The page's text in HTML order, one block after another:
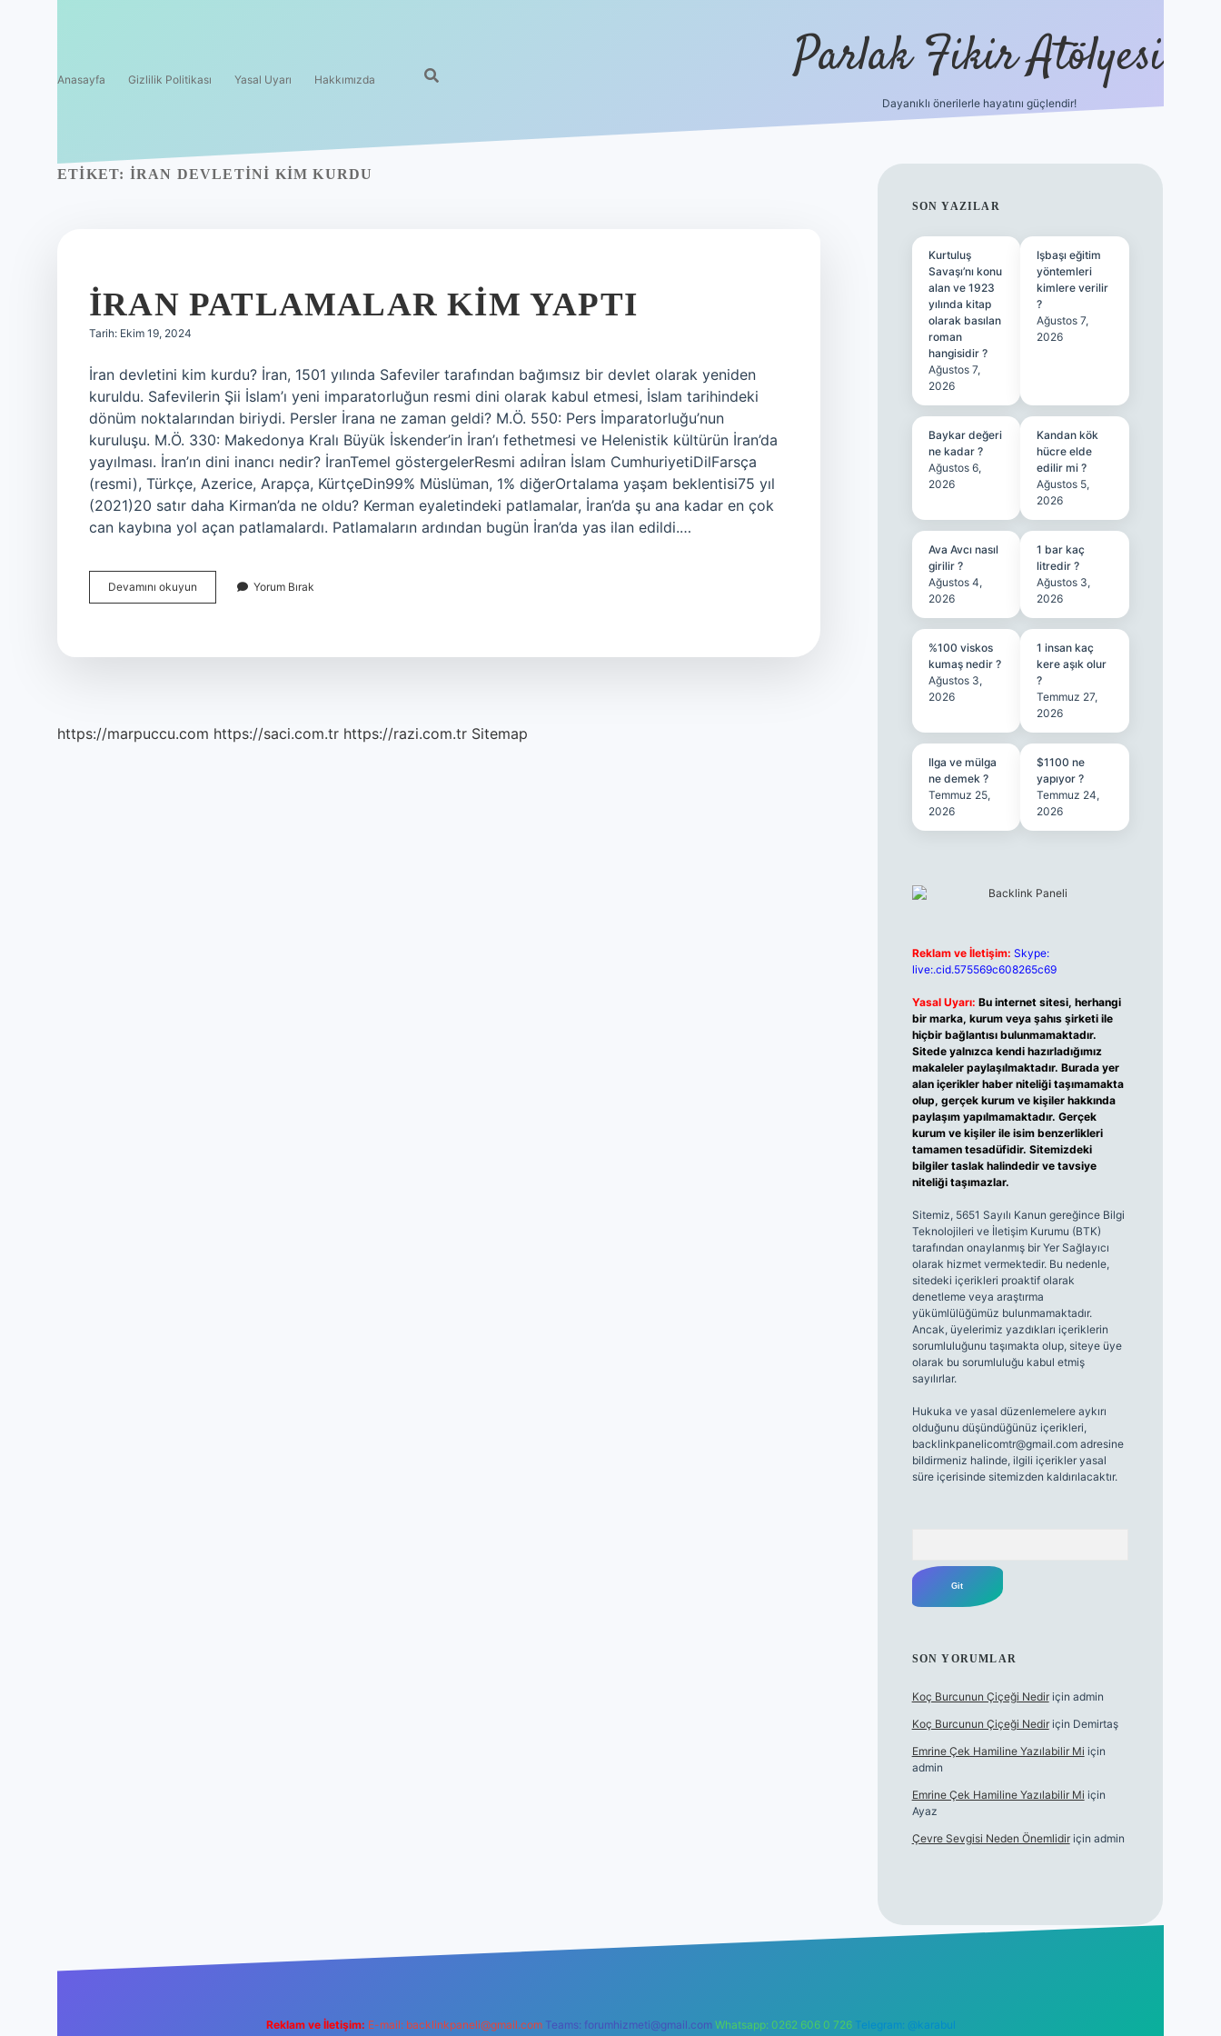
Anasayfa Gizlilik Politikası Yasal Uyarı Hakkımızda Parlak Fikir Atölyesi
Dayanıklı önerilerle hayatını güçlendir!
ETIKET: İRAN DEVLETINI KIM KURDU
İRAN PATLAMALAR KIM YAPTI
Tarih: Ekim 19, 2024
İran devletini kim kurdu? İran, 1501 yılında Safeviler tarafından bağımsız bir devlet olarak yeniden
kuruldu. Safevilerin Şii İslam’ı yeni imparatorluğun resmi dini olarak kabul etmesi, İslam tarihindeki
dönüm noktalarından biriydi. Persler İrana ne zaman geldi? M.Ö. 550: Pers İmparatorluğu’nun
kuruluşu. M.Ö. 330: Makedonya Kralı Büyük İskender’in İran’ı fethetmesi ve Helenistik kültürün İran’da
yayılması. İran’ın dini inancı nedir? İranTemel göstergelerResmi adıİran İslam CumhuriyetiDilFarsça
(resmi), Türkçe, Azerice, Arapça, KürtçeDin99% Müslüman, 1% diğerOrtalama yaşam beklentisi75 yıl
(2021)20 satır daha Kirman’da ne oldu? Kerman eyaletindeki patlamalar, İran’da şu ana kadar en çok
can kaybına yol açan patlamalardı. Patlamaların ardından bugün İran’da yas ilan edildi.…
Devamını okuyun
Patlamalar
Yorum Bırak
https://marpuccu.com https://saci.com.tr https://razi.com.tr Sitemap
SIDEBAR
SON YAZILAR
Kurtuluş
Savaşı’nı konu
alan ve 1923
yılında kitap
olarak basılan
roman
hangisidir ?
Ağustos 7,
2026
Işbaşı eğitim
yöntemleri
kimlere verilir
?
Ağustos 7,
2026
Baykar değeri
ne kadar ?
Ağustos 6,
2026
Kandan kök
hücre elde
edilir mi ?
Ağustos 5,
2026
Ava Avcı nasıl
girilir ?
Ağustos 4,
2026
1 bar kaç
litredir ?
Ağustos 3,
2026
%100 viskos
kumaş nedir ?
Ağustos 3,
2026
1 insan kaç
kere aşık olur
?
Temmuz 27,
2026
Ilga ve mülga
ne demek ?
Temmuz 25,
2026
$1100 ne
yapıyor ?
Temmuz 24,
2026
Reklam ve İletişim: Skype:
live:.cid.575569c608265c69
Yasal Uyarı: Bu internet sitesi, herhangi
bir marka, kurum veya şahıs şirketi ile
hiçbir bağlantısı bulunmamaktadır.
Sitede yalnızca kendi hazırladığımız
makaleler paylaşılmaktadır. Burada yer
alan içerikler haber niteliği taşımamakta
olup, gerçek kurum ve kişiler hakkında
paylaşım yapılmamaktadır. Gerçek
kurum ve kişiler ile isim benzerlikleri
tamamen tesadüfidir. Sitemizdeki
bilgiler taslak halindedir ve tavsiye
niteliği taşımazlar.
Sitemiz, 5651 Sayılı Kanun gereğince Bilgi
Teknolojileri ve İletişim Kurumu (BTK)
tarafından onaylanmış bir Yer Sağlayıcı
olarak hizmet vermektedir. Bu nedenle,
sitedeki içerikleri proaktif olarak
denetleme veya araştırma
yükümlülüğümüz bulunmamaktadır.
Ancak, üyelerimiz yazdıkları içeriklerin
sorumluluğunu taşımakta olup, siteye üye
olarak bu sorumluluğu kabul etmiş
sayılırlar.
Hukuka ve yasal düzenlemelere aykırı
olduğunu düşündüğünüz içerikleri,
backlinkpanelicomtr@gmail.comadresine
bildirmeniz halinde, ilgili içerikler yasal
süre içerisinde sitemizden kaldırılacaktır.
SON YORUMLAR
Koç Burcunun Çiçeği Nediriçin admin
Koç Burcunun Çiçeği Nediriçin Demirtaş
Emrine Çek Hamiline Yazılabilir Mi için
admin
Emrine Çek Hamiline Yazılabilir Mi için
Ayaz
Çevre Sevgisi Neden Önemlidiriçin admin
ilbet casino
Reklam ve İletişim: E-mail: backlinkpaneli@gmail.com Teams: forumhizmeti@gmail.com Whatsapp: 0262 606 0 726 Telegram: @karabul